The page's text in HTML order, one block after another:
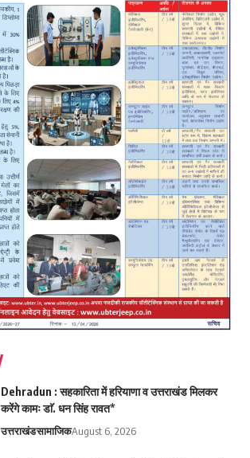
Dehradun : सहकारिता में हरियाणा व उत्तराखंड मिलकर
करेंगे कामः डाॅ. धन सिंह रावत*
उत्तराखंडसामाजिकAugust 6, 2026